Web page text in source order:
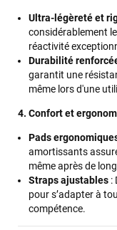
Ultra-légèreté et
considérablement
réactivité
Durabilité
garantit une
même lors d'une
4. Confort et
Pads
amortissants
même après de
Straps ajustables :
pour s’adapter à
compétence.